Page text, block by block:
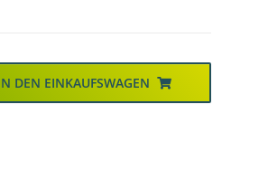
DEN EINKAUFSWAGEN